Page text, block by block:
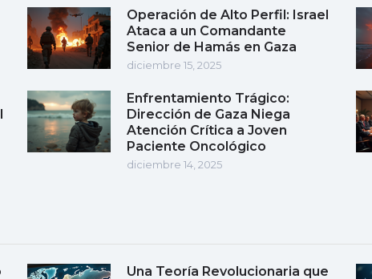
Operación de Alto Perfil: Israel
Ataca a un Comandante
Senior de Hamás en Gaza
diciembre 15, 2025
Enfrentamiento Trágico:
Dirección de Gaza Niega
Atención Crítica a Joven
Paciente Oncológico
diciembre 14, 2025
Una Teoría Revolucionaria que